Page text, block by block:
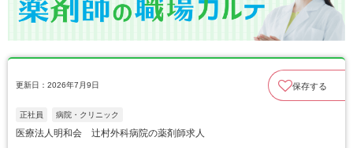
更新日：2026年7月9日 保存する
正社員 病院・クリニック
医療法人明和会 辻村外科病院の薬剤師求人